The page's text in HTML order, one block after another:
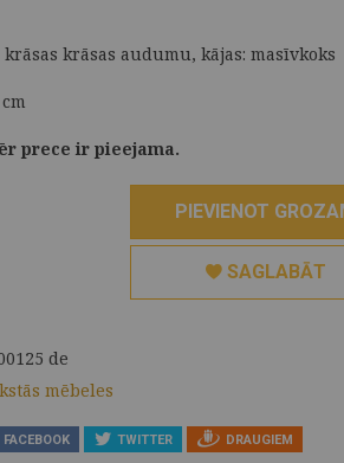
krāsas audumu, kājas: masīvkoks
prece ir pieejama.
PIEVIENOT
SAGLABĀT
de
mēbeles
FACEBOOK TWITTER DRAUGIEM